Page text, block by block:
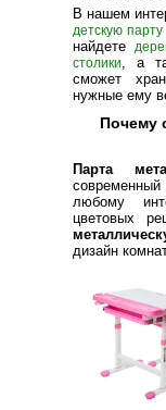
В нашем
детскую парту
найдете
столики , а
сможет
нужные ему
Почему
Парта
современный
любому
цветовых
дизайн